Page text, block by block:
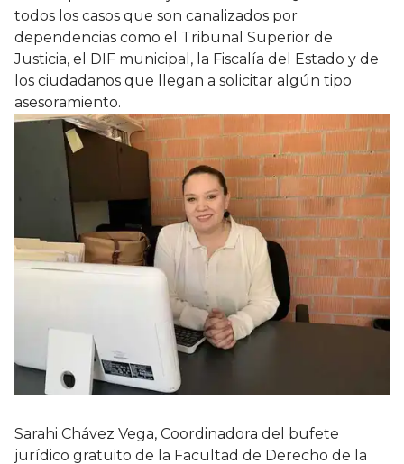
todos los casos que son canalizados por
dependencias como el Tribunal Superior de
Justicia, el DIF municipal, la Fiscalía del Estado y de
los ciudadanos que llegan a solicitar algún tipo
asesoramiento.
Sarahi Chávez Vega, Coordinadora del bufete
jurídico gratuito de la Facultad de Derecho de la